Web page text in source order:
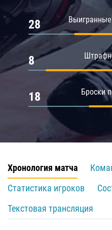
28
8
Броски
18
Хронология матча
Статистика игроков
Текстовая трансляция